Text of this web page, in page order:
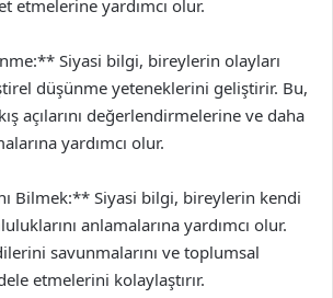
etmelerine yardımcı olur.
Siyasi bilgi, bireylerin olayları
düşünme yeteneklerini geliştirir. Bu,
açılarını değerlendirmelerine ve daha
yardımcı olur.
Bilmek:** Siyasi bilgi, bireylerin kendi
anlamalarına yardımcı olur.
savunmalarını ve toplumsal
etmelerini kolaylaştırır.